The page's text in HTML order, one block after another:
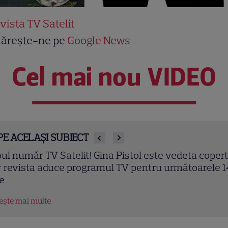
TV Satelit
ne pe Google News
Cel mai nou VIDEO
ACELAȘI SUBIECT
noul număr TV Satelit! Teodora Tompea
copertei, iar în revistă găsești programul TV
următoarele 14 zile
mai multe